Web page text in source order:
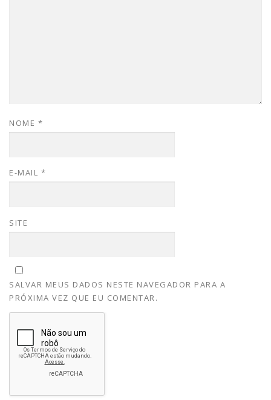
NOME *
E-MAIL *
SITE
SALVAR MEUS DADOS NESTE NAVEGADOR PARA A
PRÓXIMA VEZ QUE EU COMENTAR.